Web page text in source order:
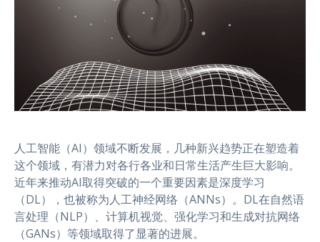
人工智能（AI）领域不断发展，几种新兴趋势正在塑造着
这个领域，有潜力对各行各业和日常生活产生巨大影响。
近年来推动AI取得突破的一个重要因素是深度学习
（DL），也被称为人工神经网络（ANNs）。DL在自然语
言处理（NLP）、计算机视觉、强化学习和生成对抗网络
（GANs）等领域取得了显著的进展。